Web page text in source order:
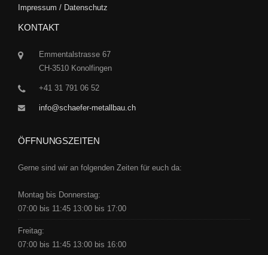
Impressum / Datenschutz
KONTAKT
Emmentalstrasse 67
CH-3510 Konolfingen
+41 31 791 06 52
info@schaefer-metallbau.ch
ÖFFNUNGSZEITEN
Gerne sind wir an folgenden Zeiten für euch da:
Montag bis Donnerstag:
07:00 bis 11:45 13:00 bis 17:00
Freitag:
07:00 bis 11:45 13:00 bis 16:00